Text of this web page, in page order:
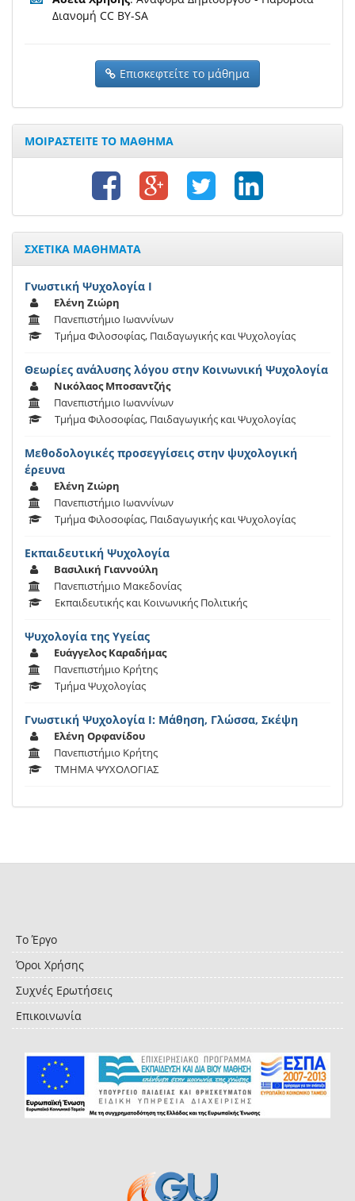
Διανομή CC BY-SA
Επισκεφτείτε το μάθημα
ΜΟΙΡΑΣΤΕΙΤΕ ΤΟ ΜΑΘΗΜΑ
ΣΧΕΤΙΚΑ ΜΑΘΗΜΑΤΑ
Γνωστική Ψυχολογία Ι
Ελένη Ζιώρη
Πανεπιστήμιο Ιωαννίνων
Τμήμα Φιλοσοφίας, Παιδαγωγικής και Ψυχολογίας
Θεωρίες ανάλυσης λόγου στην Κοινωνική Ψυχολογία
Νικόλαος Μποσαντζής
Πανεπιστήμιο Ιωαννίνων
Τμήμα Φιλοσοφίας, Παιδαγωγικής και Ψυχολογίας
Μεθοδολογικές προσεγγίσεις στην ψυχολογική
έρευνα
Ελένη Ζιώρη
Πανεπιστήμιο Ιωαννίνων
Τμήμα Φιλοσοφίας, Παιδαγωγικής και Ψυχολογίας
Εκπαιδευτική Ψυχολογία
Βασιλική Γιαννούλη
Πανεπιστήμιο Μακεδονίας
Εκπαιδευτικής και Κοινωνικής Πολιτικής
Ψυχολογία της Υγείας
Ευάγγελος Καραδήμας
Πανεπιστήμιο Κρήτης
Τμήμα Ψυχολογίας
Γνωστική Ψυχολογία Ι: Μάθηση, Γλώσσα, Σκέψη
Ελένη Ορφανίδου
Πανεπιστήμιο Κρήτης
ΤΜΗΜΑ ΨΥΧΟΛΟΓΙΑΣ
Το Έργο
Όροι Χρήσης
Συχνές Ερωτήσεις
Επικοινωνία